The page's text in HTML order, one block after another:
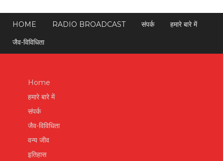
HOME RADIO BROADCAST संपर्क
हमारे बारे में
जैव-विविधिता
Home
हमारे बारे में
संपर्क
जैव-विविधिता
वन्य जीव
इतिहास